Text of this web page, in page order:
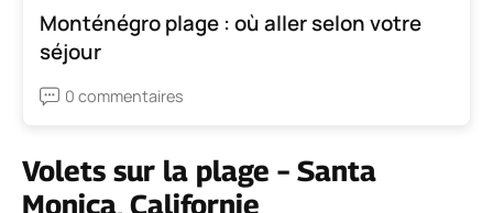
Monténégro plage : où aller selon votre
séjour
0 commentaires
Volets sur la plage – Santa
Monica, Californie